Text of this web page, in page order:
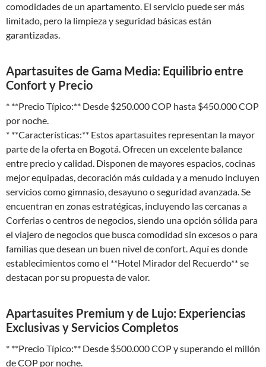
comodidades de un apartamento. El servicio puede ser más
limitado, pero la limpieza y seguridad básicas están
garantizadas.
Apartasuites de Gama Media: Equilibrio entre
Confort y Precio
* **Precio Típico:** Desde $250.000 COP hasta $450.000 COP
por noche.
* **Características:** Estos apartasuites representan la mayor
parte de la oferta en Bogotá. Ofrecen un excelente balance
entre precio y calidad. Disponen de mayores espacios, cocinas
mejor equipadas, decoración más cuidada y a menudo incluyen
servicios como gimnasio, desayuno o seguridad avanzada. Se
encuentran en zonas estratégicas, incluyendo las cercanas a
Corferias o centros de negocios, siendo una opción sólida para
el viajero de negocios que busca comodidad sin excesos o para
familias que desean un buen nivel de confort. Aquí es donde
establecimientos como el **Hotel Mirador del Recuerdo** se
destacan por su propuesta de valor.
Apartasuites Premium y de Lujo: Experiencias
Exclusivas y Servicios Completos
* **Precio Típico:** Desde $500.000 COP y superando el millón
de COP por noche.